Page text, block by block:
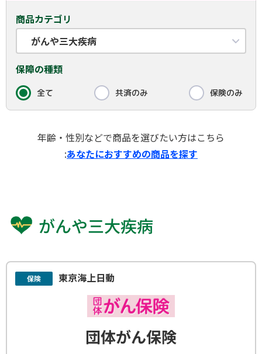
商品カテゴリ
がんや三大疾病
保障の種類
全て 共済のみ 保険のみ
年齢・性別などで商品を選びたい方はこちら
:あなたにおすすめの商品を探す
がんや三大疾病
保険 東京海上日動
団体がん保険